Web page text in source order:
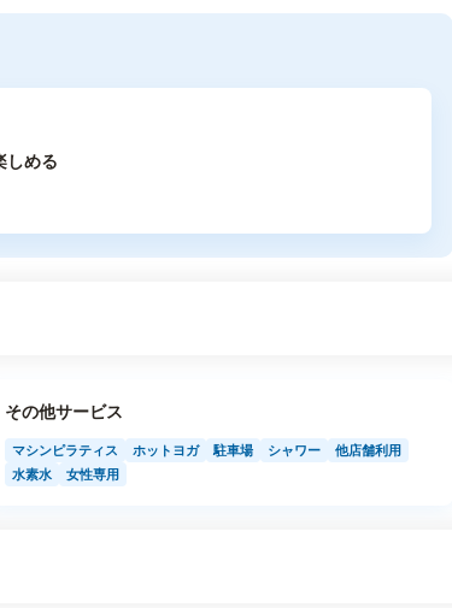
しめる
その他サービス
マシンピラティス ホットヨガ 駐車場 シャワー
他店舗利用
水素水
女性専用